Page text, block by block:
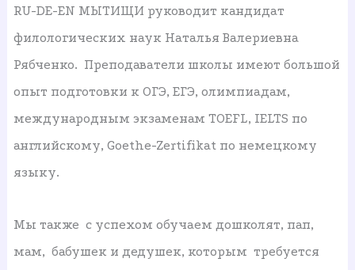
RU-DE-EN МЫТИЩИ руководит кандидат
филологических наук Наталья Валериевна
Рябченко. Преподаватели школы имеют большой
опыт подготовки к ОГЭ, ЕГЭ, олимпиадам,
международным экзаменам TOEFL, IELTS по
английскому, Goethe-Zertifikat по немецкому
языку.
Мы также с успехом обучаем дошколят, пап,
мам, бабушек и дедушек, которым требуется